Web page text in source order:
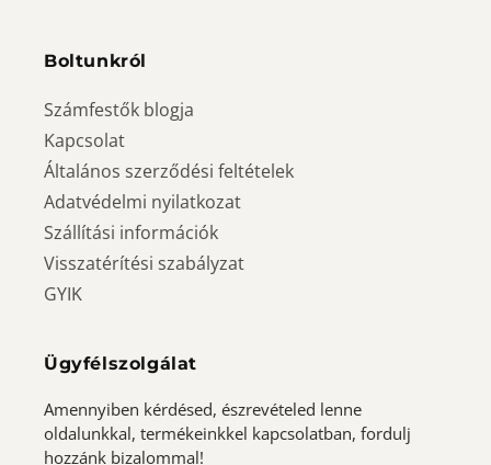
Boltunkról
Számfestők blogja
Kapcsolat
Általános szerződési feltételek
Adatvédelmi nyilatkozat
Szállítási információk
Visszatérítési szabályzat
GYIK
Ügyfélszolgálat
Amennyiben kérdésed, észrevételed lenne
oldalunkkal, termékeinkkel kapcsolatban, fordulj
hozzánk bizalommal!